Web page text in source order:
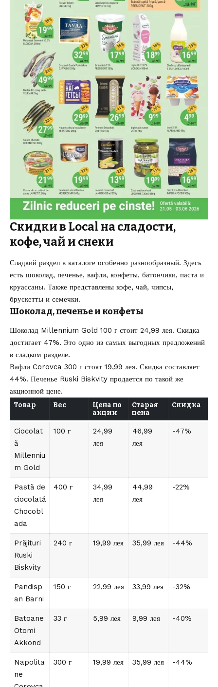
Скидки в Local на сладости,
кофе, чай и снеки
Сладкий раздел в каталоге особенно разнообразный. Здесь
есть шоколад, печенье, вафли, конфеты, батончики, паста и
круассаны. Также представлены кофе, чай, чипсы,
брускетты и семечки.
Шоколад, печенье и конфеты
Шоколад Millennium Gold 100 г стоит 24,99 лея. Скидка
достигает 47%. Это одно из самых выгодных предложений
в сладком разделе.
Вафли Corovca 300 г стоят 19,99 лея. Скидка составляет
44%. Печенье Ruski Biskvity продается по такой же
акционной цене.
Товар Вес
Цена по
акции
Старая
цена
Скидка
Ciocolat
ă
Millenniu
m Gold
100 г
24,99
лея
46,99
лея
-47%
Pastă de
ciocolată
Chocobl
ada
400 г
34,99
лея
44,99
лея
-22%
Prăjituri
Ruski
Biskvity
240 г 19,99 лея 35,99 лея -44%
Pandisp
an Barni
150 г 22,99 лея 33,99 лея -32%
Batoane
Otomi
Akkond
33 г 5,99 лея 9,99 лея -40%
Napolita
ne
300 г 19,99 лея 35,99 лея -44%